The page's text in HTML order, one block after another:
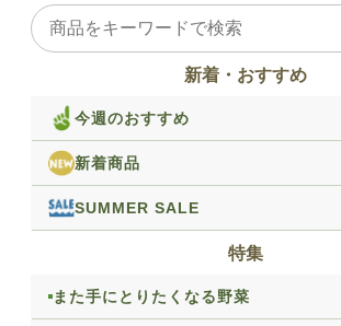
新着・おすすめ
今週のおすすめ
新着商品
SUMMER SALE
特集
また手にとりたくなる野菜